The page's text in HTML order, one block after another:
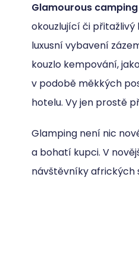
Glamourous camping
okouzlující či
luxusní vybavení
kouzlo kempování,
v podobě měkkých
hotelu. Vy jen prostě
Glamping není nic
a bohatí kupci. V
návštěvníky afrických